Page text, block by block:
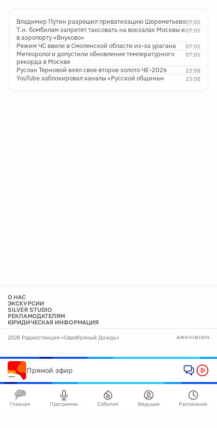
07:05
Владимир Путин разрешил приватизацию Шереметьево
07:05
Т.н. бомбилам запретят таксовать на вокзалах Москвы и
в аэропорту «Внуково»
07:05
Режим ЧС ввели в Смоленской области из-за урагана
07:05
Метеорологи допустили обновление температурного
рекорда в Москве
23:08
Руслан Терновой взял свое второе золото ЧЕ-2026
23:08
YouTube заблокировал каналы «Русской общины»
О НАС
ЭКСКУРСИИ
SILVER STUDIO
РЕКЛАМОДАТЕЛЯМ
ЮРИДИЧЕСКАЯ ИНФОРМАЦИЯ
2026 Радиостанция «Серебряный Дождь»
Прямой эфир
Главная Программы События Ведущие Расписание